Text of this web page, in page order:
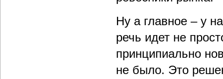
Ну а главное – у
речь идет не
принципиально
не было. Это